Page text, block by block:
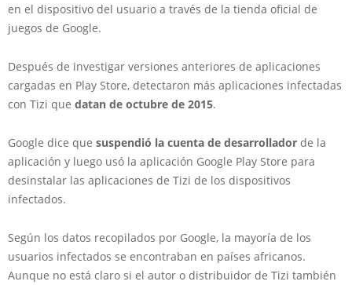
en el dispositivo del usuario a través de la tienda oficial de
juegos de Google.
Después de investigar versiones anteriores de aplicaciones
cargadas en Play Store, detectaron más aplicaciones infectadas
con Tizi que datan de octubre de 2015.
Google dice que suspendió la cuenta de desarrollador de la
aplicación y luego usó la aplicación Google Play Store para
desinstalar las aplicaciones de Tizi de los dispositivos
infectados.
Según los datos recopilados por Google, la mayoría de los
usuarios infectados se encontraban en países africanos.
Aunque no está claro si el autor o distribuidor de Tizi también